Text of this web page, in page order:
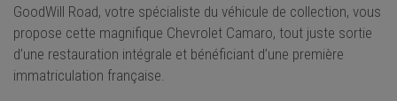
GoodWill Road, votre spécialiste du véhicule de collection, vous
propose cette magnifique Chevrolet Camaro, tout juste sortie
d’une restauration intégrale et bénéficiant d’une première
immatriculation française.